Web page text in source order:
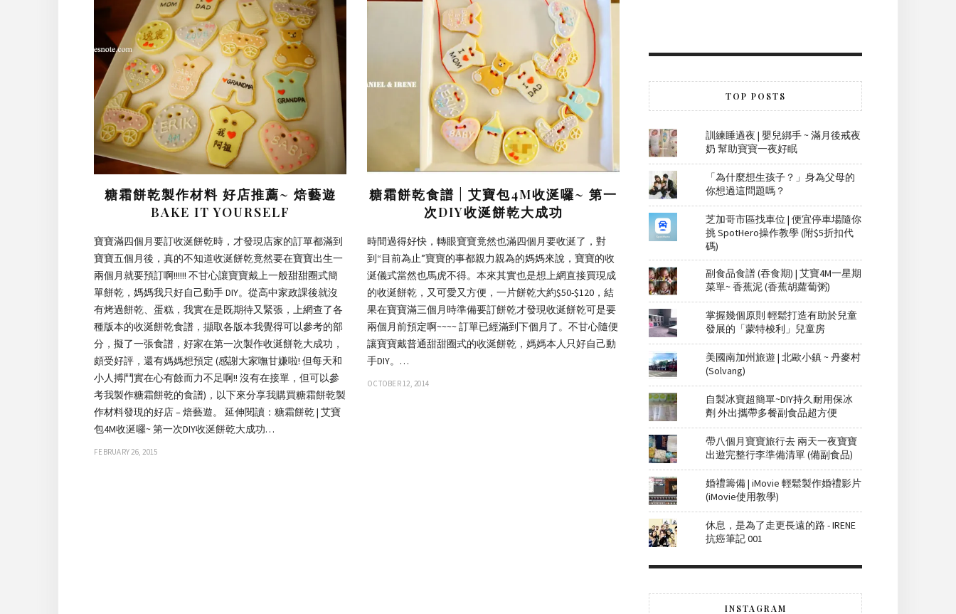
糖霜餅乾製作材料 好店推薦~ 焙藝遊
BAKE IT YOURSELF
寶寶滿四個月要訂收涎餅乾時，才發現店家的訂單都滿到
寶寶五個月後，真的不知道收涎餅乾竟然要在寶寶出生一
兩個月就要預訂啊!!!!!! 不甘心讓寶寶戴上一般甜甜圈式簡
單餅乾，媽媽我只好自己動手 DIY。從高中家政課後就沒
有烤過餅乾、蛋糕，我實在是既期待又緊張，上網查了各
種版本的收涎餅乾食譜，擷取各版本我覺得可以參考的部
分，擬了一張食譜，好家在第一次製作收涎餅乾大成功，
頗受好評，還有媽媽想預定 (感謝大家嘸甘嫌啦! 但每天和
小人搏鬥實在心有餘而力不足啊!! 沒有在接單，但可以參
考我製作糖霜餅乾的食譜)，以下來分享我購買糖霜餅乾製
作材料發現的好店 – 焙藝遊。 延伸閱讀：糖霜餅乾 | 艾寶
包4M收涎囉~ 第一次DIY收涎餅乾大成功…
FEBRUARY 26, 2015
糖霜餅乾食譜 | 艾寶包4M收涎囉~ 第一
次DIY收涎餅乾大成功
時間過得好快，轉眼寶寶竟然也滿四個月要收涎了，對
到“目前為止”寶寶的事都親力親為的媽媽來說，寶寶的收
涎儀式當然也馬虎不得。本來其實也是想上網直接買現成
的收涎餅乾，又可愛又方便，一片餅乾大約$50-$120，結
果在寶寶滿三個月時準備要訂餅乾才發現收涎餅乾可是要
兩個月前預定啊~~~~ 訂單已經滿到下個月了。不甘心隨便
讓寶寶戴普通甜甜圈式的收涎餅乾，媽媽本人只好自己動
手DIY。…
OCTOBER 12, 2014
TOP POSTS
訓練睡過夜 | 嬰兒綁手 ~ 滿月後戒夜
奶 幫助寶寶一夜好眠
「為什麼想生孩子？」身為父母的
你想過這問題嗎？
芝加哥市區找車位 | 便宜停車場隨你
挑 SpotHero操作教學 (附$5折扣代
碼)
副食品食譜 (吞食期) | 艾寶4M一星期
菜單~ 香蕉泥 (香蕉胡蘿蔔粥)
掌握幾個原則 輕鬆打造有助於兒童
發展的「蒙特梭利」兒童房
美國南加州旅遊 | 北歐小鎮 ~ 丹麥村
(Solvang)
自製冰寶超簡單~DIY持久耐用保冰
劑 外出攜帶多餐副食品超方便
帶八個月寶寶旅行去 兩天一夜寶寶
出遊完整行李準備清單 (備副食品)
婚禮籌備 | iMovie 輕鬆製作婚禮影片
(iMovie使用教學)
休息，是為了走更長遠的路 - IRENE
抗癌筆記 001
INSTAGRAM